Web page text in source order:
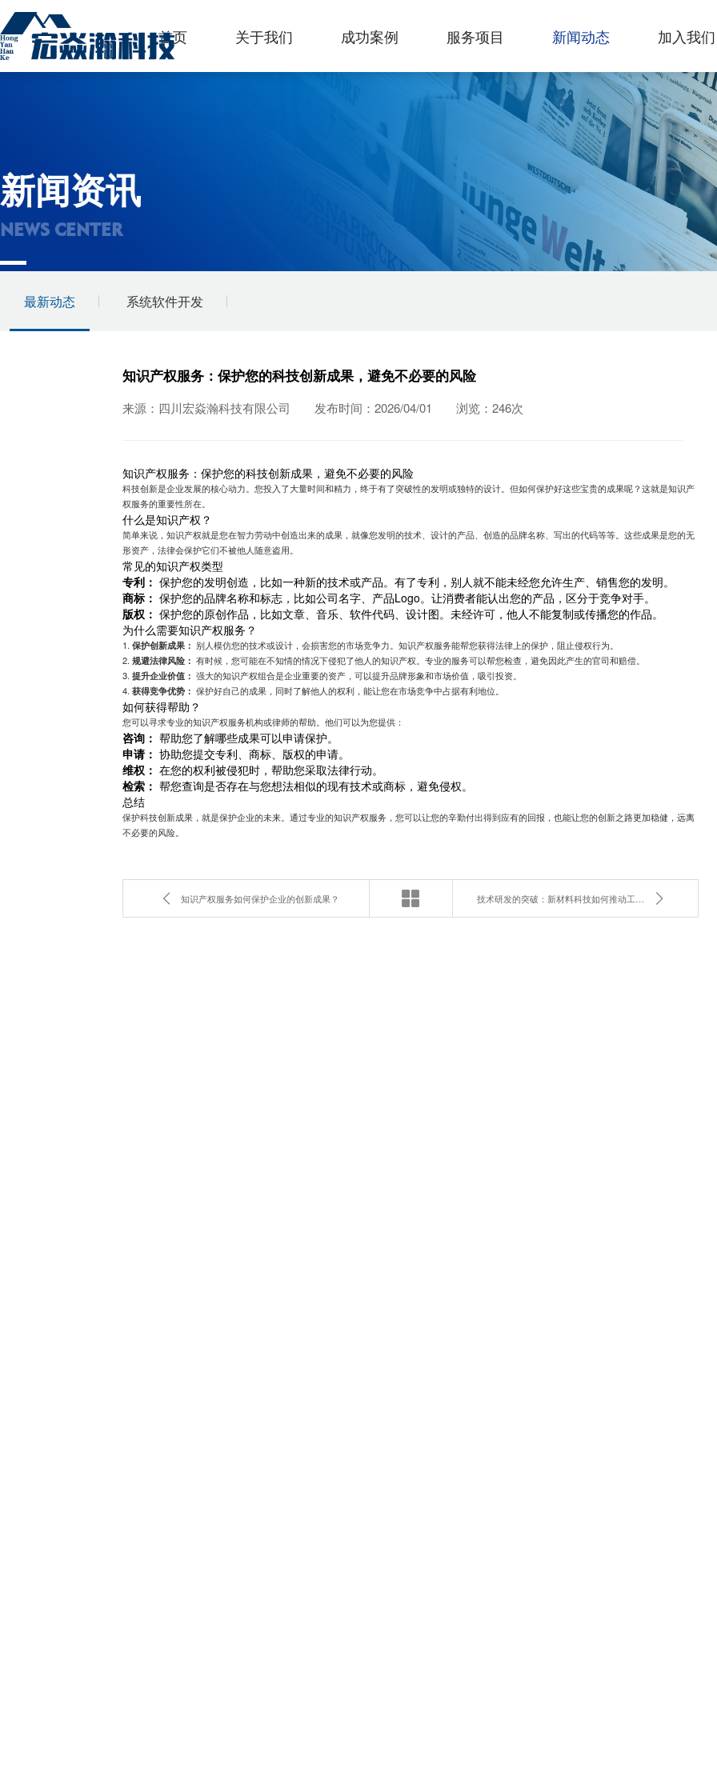
首页 关于我们 成功案例 服务项目 新闻动态 加入我们
新闻资讯
NEWS CENTER
最新动态 系统软件开发
知识产权服务：保护您的科技创新成果，避免不必要的风险
来源：四川宏焱瀚科技有限公司 发布时间：2026/04/01 浏览：246次
知识产权服务：保护您的科技创新成果，避免不必要的风险
科技创新是企业发展的核心动力。您投入了大量时间和精力，终于有了突破性的发明或独特的设计。但如何保护好这些宝贵的成果呢？这就是知识产
权服务的重要性所在。
什么是知识产权？
简单来说，知识产权就是您在智力劳动中创造出来的成果，就像您发明的技术、设计的产品、创造的品牌名称、写出的代码等等。这些成果是您的无
形资产，法律会保护它们不被他人随意盗用。
常见的知识产权类型
专利： 保护您的发明创造，比如一种新的技术或产品。有了专利，别人就不能未经您允许生产、销售您的发明。
商标： 保护您的品牌名称和标志，比如公司名字、产品Logo。让消费者能认出您的产品，区分于竞争对手。
版权： 保护您的原创作品，比如文章、音乐、软件代码、设计图。未经许可，他人不能复制或传播您的作品。
为什么需要知识产权服务？
1.保护创新成果： 别人模仿您的技术或设计，会损害您的市场竞争力。知识产权服务能帮您获得法律上的保护，阻止侵权行为。
2.规避法律风险： 有时候，您可能在不知情的情况下侵犯了他人的知识产权。专业的服务可以帮您检查，避免因此产生的官司和赔偿。
3.提升企业价值： 强大的知识产权组合是企业重要的资产，可以提升品牌形象和市场价值，吸引投资。
4.获得竞争优势： 保护好自己的成果，同时了解他人的权利，能让您在市场竞争中占据有利地位。
如何获得帮助？
您可以寻求专业的知识产权服务机构或律师的帮助。他们可以为您提供：
咨询： 帮助您了解哪些成果可以申请保护。
申请： 协助您提交专利、商标、版权的申请。
维权： 在您的权利被侵犯时，帮助您采取法律行动。
检索： 帮您查询是否存在与您想法相似的现有技术或商标，避免侵权。
总结
保护科技创新成果，就是保护企业的未来。通过专业的知识产权服务，您可以让您的辛勤付出得到应有的回报，也能让您的创新之路更加稳健，远离
不必要的风险。
知识产权服务如何保护企业的创新成果？ 技术研发的突破：新材料科技如何推动工业创新？